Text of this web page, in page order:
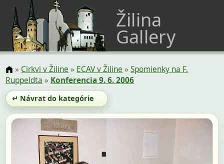
Žilina
Gallery
» Cirkvi v Žiline » ECAV v Žiline »Spomienky na F.
Ruppeldta » Konferencia 9. 6. 2006
↵ Návrat do kategórie